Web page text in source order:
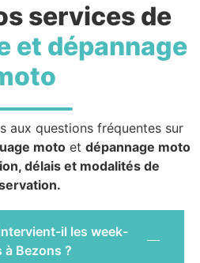
services de
et dépannage
aux questions fréquentes sur
moto et dépannage moto
délais et modalités de
il les week-
Bezons ?